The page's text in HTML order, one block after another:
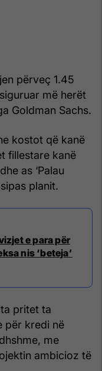
përveç 1.45
më herët
Goldman Sachs.
kostot që kanë
fillestare kanë
as ‘Palau
planit.
e para për
nis ‘beteja’
pritet ta
për kredi në
me
ambicioz të